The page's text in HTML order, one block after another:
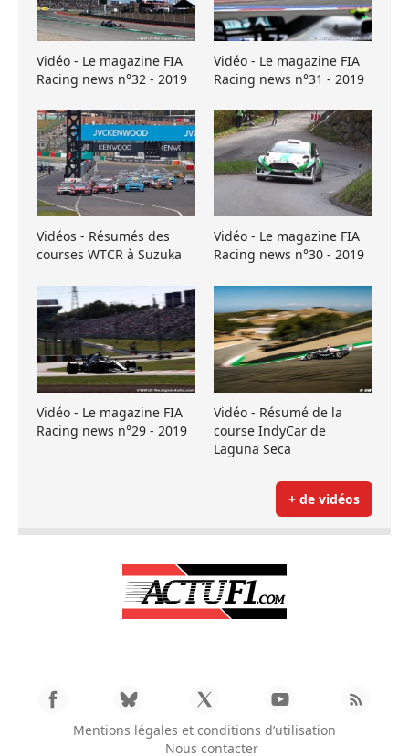
Vidéo - Le magazine FIA
Racing news n°32 - 2019
Vidéo - Le magazine FIA
Racing news n°31 - 2019
Vidéos - Résumés des
courses WTCR à Suzuka
Vidéo - Le magazine FIA
Racing news n°30 - 2019
Vidéo - Le magazine FIA
Racing news n°29 - 2019
Vidéo - Résumé de la
course IndyCar de
Laguna Seca
+ de vidéos
Mentions légales et conditions d’utilisation
Nous contacter